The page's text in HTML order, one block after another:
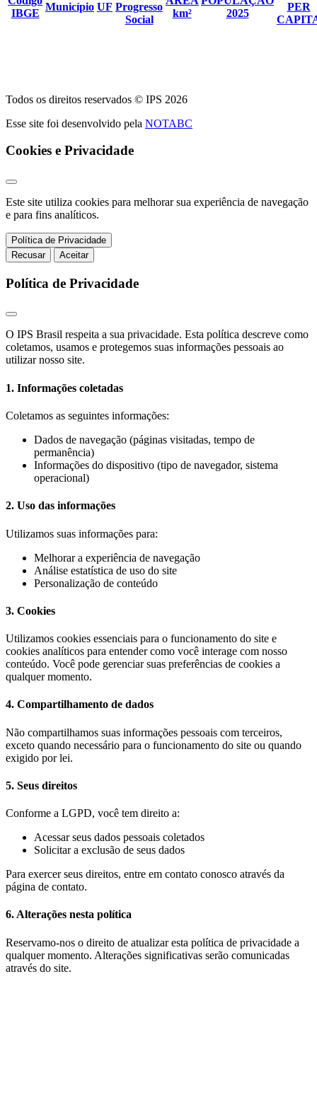
IBGE
Município UF Progresso
Social
km²
2025
PER
Todos os direitos reservados © IPS 2026
Esse site foi desenvolvido pela NOTABC
Cookies e Privacidade
Este site utiliza cookies para melhorar sua experiência de navegação
e para fins analíticos.
Política de Privacidade
Recusar
Aceitar
Política de Privacidade
O IPS Brasil respeita a sua privacidade. Esta política descreve como
coletamos, usamos e protegemos suas informações pessoais ao
utilizar nosso site.
1. Informações coletadas
Coletamos as seguintes informações:
Dados de navegação (páginas visitadas, tempo de
permanência)
Informações do dispositivo (tipo de navegador, sistema
operacional)
2. Uso das informações
Utilizamos suas informações para:
Melhorar a experiência de navegação
Análise estatística de uso do site
Personalização de conteúdo
3. Cookies
Utilizamos cookies essenciais para o funcionamento do site e
cookies analíticos para entender como você interage com nosso
conteúdo. Você pode gerenciar suas preferências de cookies a
qualquer momento.
4. Compartilhamento de dados
Não compartilhamos suas informações pessoais com terceiros,
exceto quando necessário para o funcionamento do site ou quando
exigido por lei.
5. Seus direitos
Conforme a LGPD, você tem direito a:
Acessar seus dados pessoais coletados
Solicitar a exclusão de seus dados
Para exercer seus direitos, entre em contato conosco através da
página de contato.
6. Alterações nesta política
Reservamo-nos o direito de atualizar esta política de privacidade a
qualquer momento. Alterações significativas serão comunicadas
através do site.